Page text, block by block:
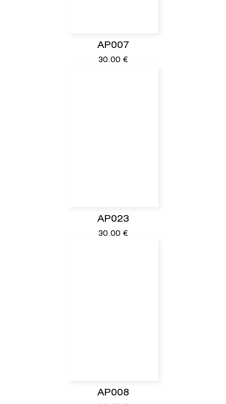
AP007
30.00 €
AP023
30.00 €
AP008